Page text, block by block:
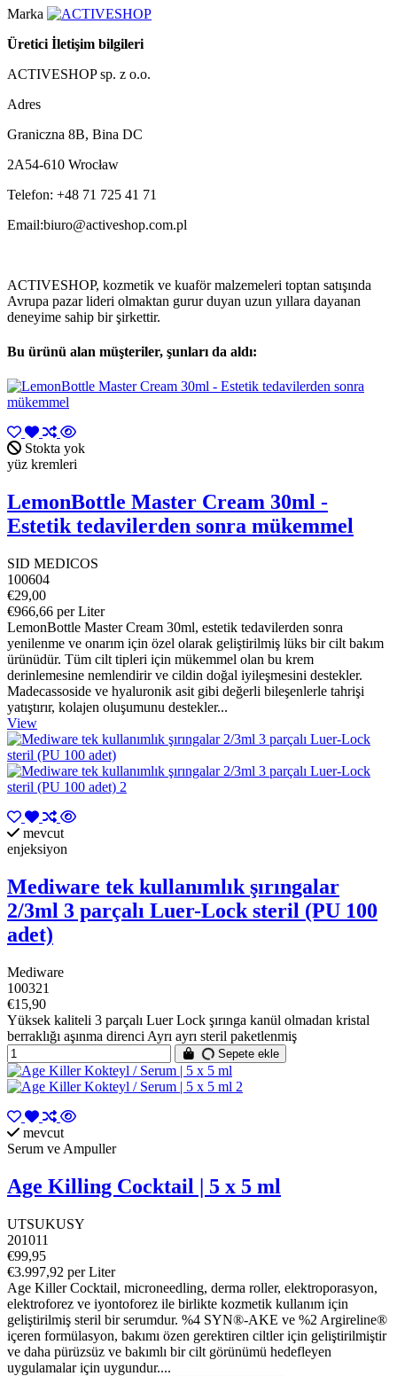
Marka
Üretici İletişim bilgileri
ACTIVESHOP sp. z o.o.
Adres
Graniczna 8B, Bina DC
2A54-610 Wrocław
Telefon: +48 71 725 41 71
Email:biuro@activeshop.com.pl
ACTIVESHOP, kozmetik ve kuaför malzemeleri toptan satışında
Avrupa pazar lideri olmaktan gurur duyan uzun yıllara dayanan
deneyime sahip bir şirkettir.
Bu ürünü alan müşteriler, şunları da aldı:
Stokta yok
yüz kremleri
LemonBottle Master Cream 30ml -
Estetik tedavilerden sonra mükemmel
SID MEDICOS
100604
€29,00
€966,66 per Liter
LemonBottle Master Cream 30ml, estetik tedavilerden sonra
yenilenme ve onarım için özel olarak geliştirilmiş lüks bir cilt bakım
ürünüdür. Tüm cilt tipleri için mükemmel olan bu krem
derinlemesine nemlendirir ve cildin doğal iyileşmesini destekler.
Madecassoside ve hyaluronik asit gibi değerli bileşenlerle tahrişi
yatıştırır, kolajen oluşumunu destekler...
View
mevcut
enjeksiyon
Mediware tek kullanımlık şırıngalar
2/3ml 3 parçalı Luer-Lock steril (PU 100
adet)
Mediware
100321
€15,90
Yüksek kaliteli 3 parçalı Luer Lock şırınga kanül olmadan kristal
berraklığı aşınma direnci Ayrı ayrı steril paketlenmiş
Sepete ekle
mevcut
Serum ve Ampuller
Age Killing Cocktail | 5 x 5 ml
UTSUKUSY
201011
€99,95
€3.997,92 per Liter
Age Killer Cocktail, microneedling, derma roller, elektroporasyon,
elektroforez ve iyontoforez ile birlikte kozmetik kullanım için
geliştirilmiş steril bir serumdur. %4 SYN®-AKE ve %2 Argireline®
içeren formülasyon, bakımı özen gerektiren ciltler için geliştirilmiştir
ve daha pürüzsüz ve bakımlı bir cilt görünümü hedefleyen
uygulamalar için uygundur....